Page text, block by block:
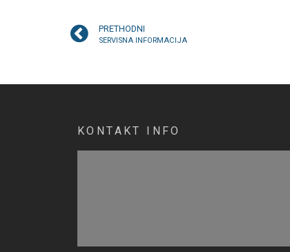
PRETHODNI
SERVISNA INFORMACIJA
KONTAKT INFO